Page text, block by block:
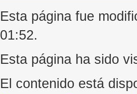
Esta página fue
01:52.
Esta página ha sido
El contenido está